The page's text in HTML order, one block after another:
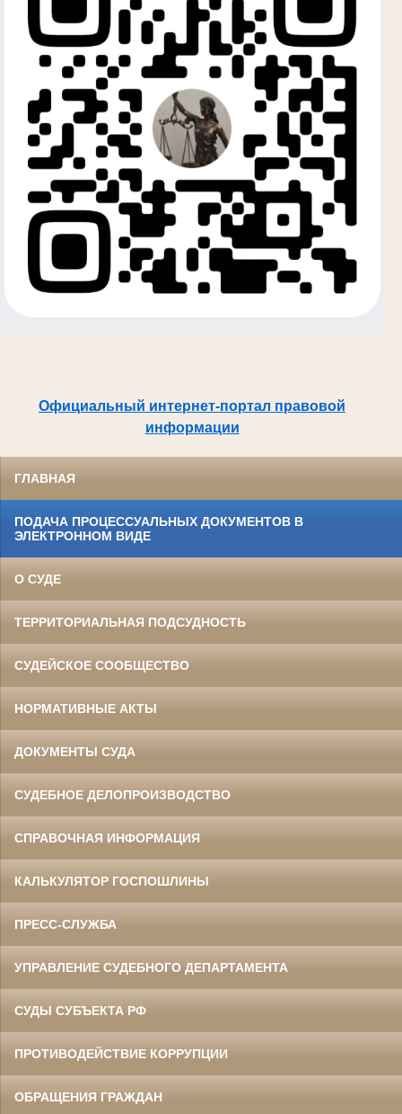
Официальный интернет-портал правовой
информации
ГЛАВНАЯ
ПОДАЧА ПРОЦЕССУАЛЬНЫХ ДОКУМЕНТОВ В
ЭЛЕКТРОННОМ ВИДЕ
О СУДЕ
ТЕРРИТОРИАЛЬНАЯ ПОДСУДНОСТЬ
СУДЕЙСКОЕ СООБЩЕСТВО
НОРМАТИВНЫЕ АКТЫ
ДОКУМЕНТЫ СУДА
СУДЕБНОЕ ДЕЛОПРОИЗВОДСТВО
СПРАВОЧНАЯ ИНФОРМАЦИЯ
КАЛЬКУЛЯТОР ГОСПОШЛИНЫ
ПРЕСС-СЛУЖБА
УПРАВЛЕНИЕ СУДЕБНОГО ДЕПАРТАМЕНТА
СУДЫ СУБЪЕКТА РФ
ПРОТИВОДЕЙСТВИЕ КОРРУПЦИИ
ОБРАЩЕНИЯ ГРАЖДАН